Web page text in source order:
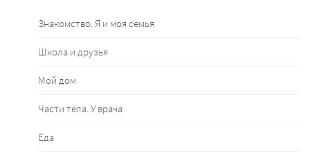
Знакомство. Я и моя семья
Школа и друзья
Мой дом
Части тела. У врача
Еда